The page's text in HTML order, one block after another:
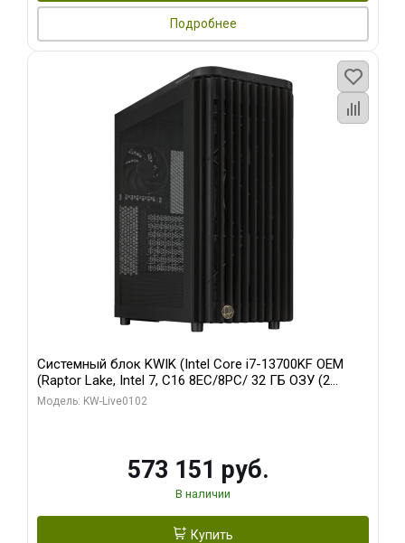
Подробнее
Системный блок KWIK (Intel Core i7-13700KF OEM
(Raptor Lake, Intel 7, C16 8EC/8PC/ 32 ГБ ОЗУ (2
модуля)/ Afox RTX4090 24GB GDDR6X 384-Bit 3xDP
Модель: KW-Live0102
573 151 руб.
В наличии
Купить